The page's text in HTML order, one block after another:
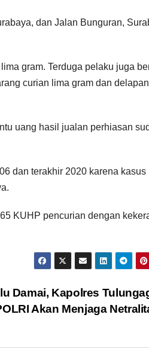
dan Jalan Bunguran,
gram. Terduga pelaku juga
curian lima gram dan delapan
uang hasil jualan perhiasan
dan terakhir 2020 karena kasus
KUHP pencurian dengan
Damai, Kapolres
Akan Menjaga